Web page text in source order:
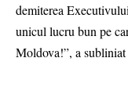
demiterea
unicul lucru bun pe
Moldova!”, a